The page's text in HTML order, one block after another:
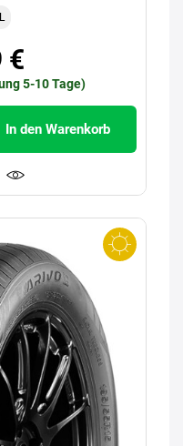
€
5-10 Tage)
In den Warenkorb